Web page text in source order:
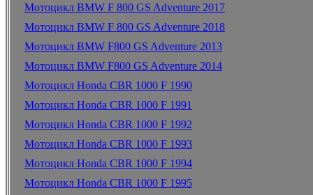
Мотоцикл BMW F 800 GS Adventure 2017
Мотоцикл BMW F 800 GS Adventure 2018
Мотоцикл BMW F800 GS Adventure 2013
Мотоцикл BMW F800 GS Adventure 2014
Мотоцикл Honda CBR 1000 F 1990
Мотоцикл Honda CBR 1000 F 1991
Мотоцикл Honda CBR 1000 F 1992
Мотоцикл Honda CBR 1000 F 1993
Мотоцикл Honda CBR 1000 F 1994
Мотоцикл Honda CBR 1000 F 1995